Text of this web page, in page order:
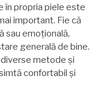
în propria piele este
important. Fie că
sau emoțională,
generală de bine.
metode și
confortabil și